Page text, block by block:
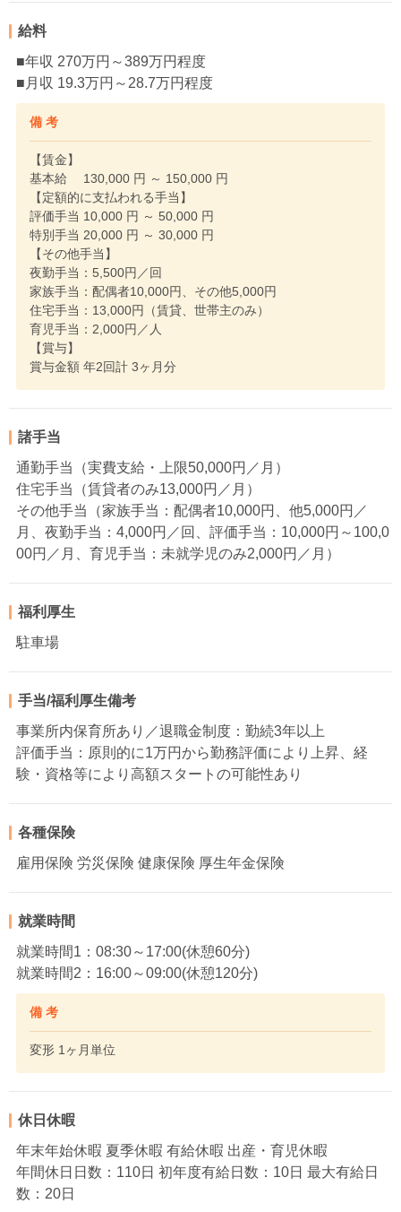
給料
■年収 270万円～389万円程度
■月収 19.3万円～28.7万円程度
備 考
【賃金】
基本給 130,000 円 ～ 150,000 円
【定額的に支払われる手当】
評価手当 10,000 円 ～ 50,000 円
特別手当 20,000 円 ～ 30,000 円
【その他手当】
夜勤手当：5,500円／回
家族手当：配偶者10,000円、その他5,000円
住宅手当：13,000円（賃貸、世帯主のみ）
育児手当：2,000円／人
【賞与】
賞与金額 年2回計 3ヶ月分
諸手当
通勤手当（実費支給・上限50,000円／月）
住宅手当（賃貸者のみ13,000円／月）
その他手当（家族手当：配偶者10,000円、他5,000円／
月、夜勤手当：4,000円／回、評価手当：10,000円～100,0
00円／月、育児手当：未就学児のみ2,000円／月）
福利厚生
駐車場
手当/福利厚生備考
事業所内保育所あり／退職金制度：勤続3年以上
評価手当：原則的に1万円から勤務評価により上昇、経
験・資格等により高額スタートの可能性あり
各種保険
雇用保険 労災保険 健康保険 厚生年金保険
就業時間
就業時間1：08:30～17:00(休憩60分)
就業時間2：16:00～09:00(休憩120分)
備 考
変形 1ヶ月単位
休日休暇
年末年始休暇 夏季休暇 有給休暇 出産・育児休暇
年間休日日数：110日 初年度有給日数：10日 最大有給日
数：20日